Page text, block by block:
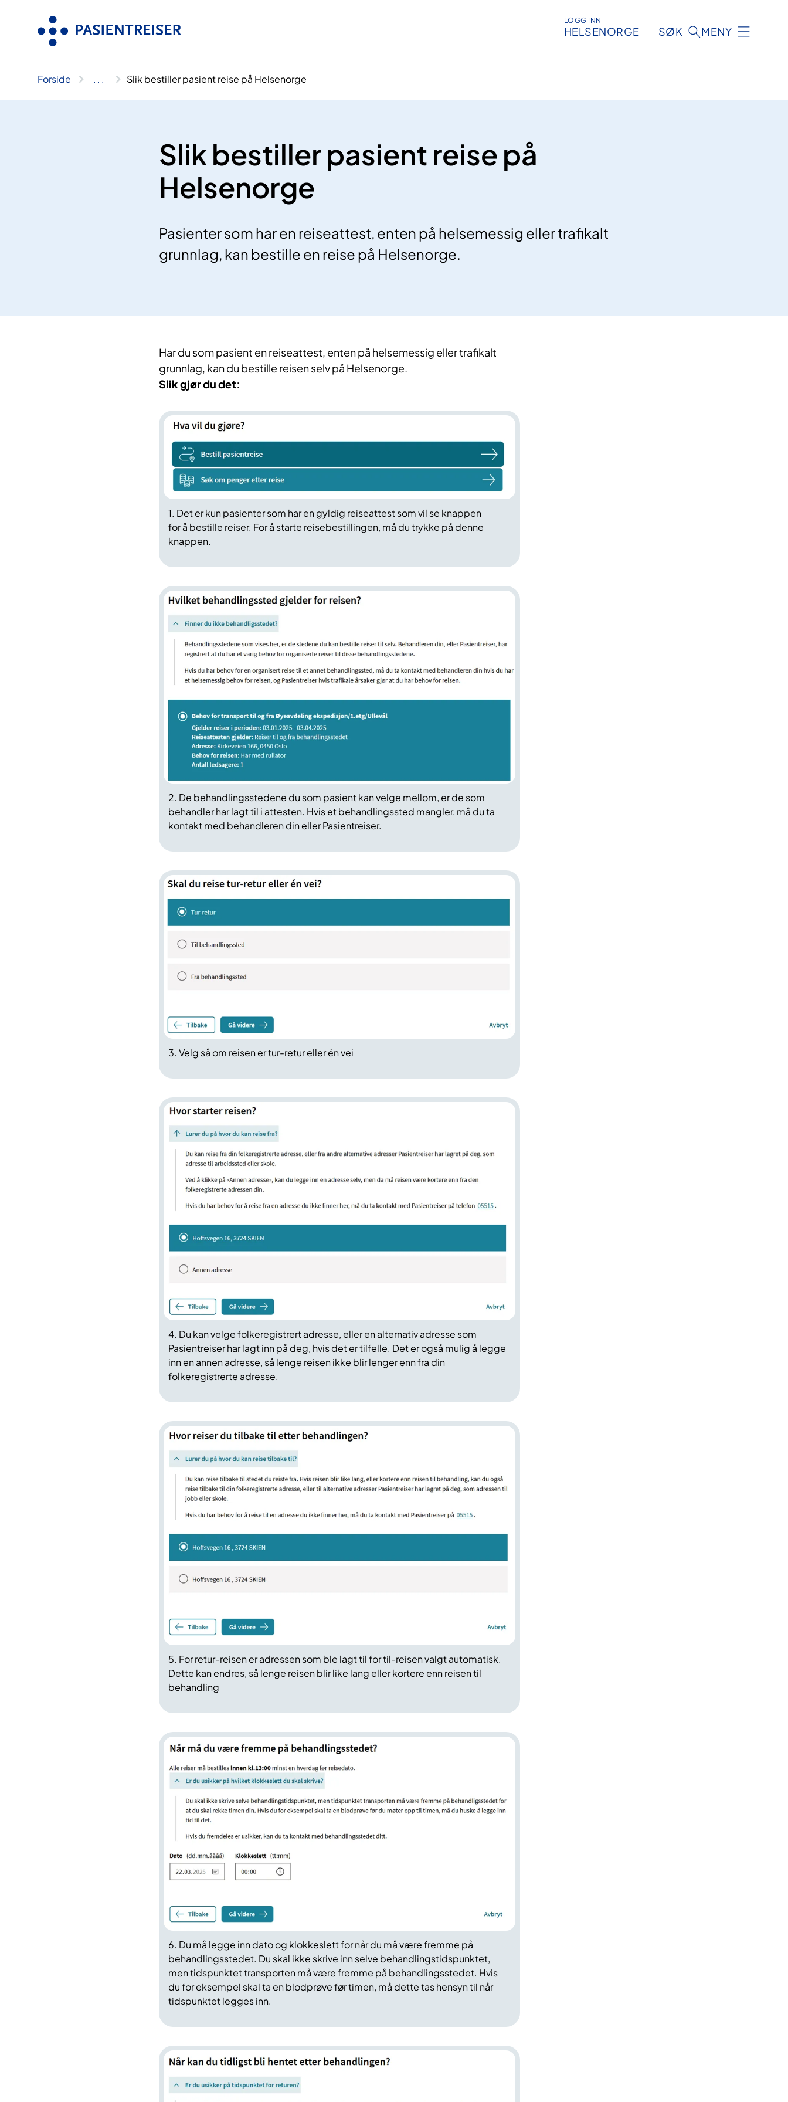
LOGG INN
HELSENORGE SØK MENY
Forside .. . Slik bestiller pasient reise på Helsenorge
Slik bestiller pasient reise på
Helsenorge
Pasienter som har en reiseattest, enten på helsemessig eller trafikalt
grunnlag, kan bestille en reise på Helsenorge.
Har du som pasient en reiseattest, enten på helsemessig eller trafikalt
grunnlag, kan du bestille reisen selv på Helsenorge.
Slik gjør du det:
1. Det er kun pasienter som har en gyldig reiseattest som vil se knappen
for å bestille reiser. For å starte reisebestillingen, må du trykke på denne
knappen.
2. De behandlingsstedene du som pasient kan velge mellom, er de som
behandler har lagt til i attesten. Hvis et behandlingssted mangler, må du ta
kontakt med behandleren din eller Pasientreiser.
3. Velg så om reisen er tur-retur eller én vei
4. Du kan velge folkeregistrert adresse, eller en alternativ adresse som
Pasientreiser har lagt inn på deg, hvis det er tilfelle. Det er også mulig å legge
inn en annen adresse, så lenge reisen ikke blir lenger enn fra din
folkeregistrerte adresse.
5. For retur-reisen er adressen som ble lagt til for til-reisen valgt automatisk.
Dette kan endres, så lenge reisen blir like lang eller kortere enn reisen til
behandling
6. Du må legge inn dato og klokkeslett for når du må være fremme på
behandlingsstedet. Du skal ikke skrive inn selve behandlingstidspunktet,
men tidspunktet transporten må være fremme på behandlingsstedet. Hvis
du for eksempel skal ta en blodprøve før timen, må dette tas hensyn til når
tidspunktet legges inn.